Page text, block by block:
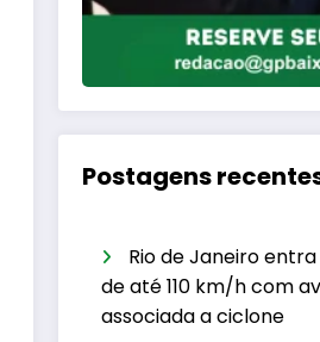
Postagens
Rio de Janeiro
de até 110 km/h com
associada a ciclone